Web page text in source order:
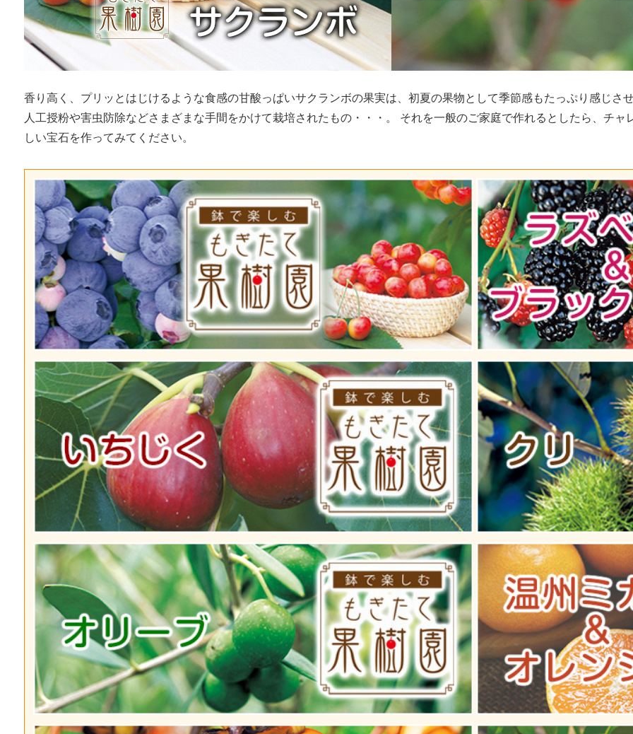
香り高く、プリッとはじけるような食感の甘酸っぱいサクランボの果実は、初夏の果物として季節感もたっぷり感じさ
人工授粉や害虫防除などさまざまな手間をかけて栽培されたもの・・・。 それを一般のご家庭で作れるとしたら、チ
しい宝石を作ってみてください。